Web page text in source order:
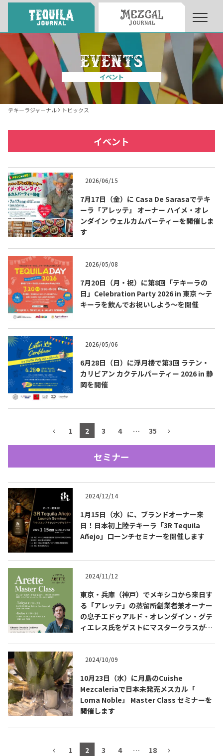
About About Tequila Journal
テキーラとは What’s Tequila
テキーラマーケット
テキーラの飲み方 How to Drink Tequila
メキシコ料理 Cuisines of Mexico
メキシコ旅行
メキシコの記念日
トピックス一覧
お問合せ テキーラ・メスカルが飲める
バー＆レストラン
Bar & Restaurant
Tequila Journal SNS 在日メキシコ大使館 SNS
テキーラとは
イベント
テキーラジャーナル トピックス
イベント
2026/06/15
7月17日（金）に Casa De Sarasaでテキ
ーラ「アレッテ」 オーナー ハイメ・オレ
ンダイン ウェルカムパーティーを開催しま
す
2026/05/08
7月20日（月・祝）に第8回「テキーラの
日」Celebration Party 2026 in 東京 ～テ
キーラを飲んでお祝いしよう～を開催
2026/05/06
6月28日（日）に浮月楼で第3回 ラテン・
カリビアン カクテルパーティー 2026 in 静
岡を開催
1 2 3 4 … 35
セミナー
2024/12/14
1月15日（水）に、ブランドオーナー来
日！日本初上陸テキーラ「3R Tequila
Añejo」ローンチセミナーを開催します
2024/11/12
東京・兵庫（神戸）でメキシコから来日す
る「アレッテ」の蒸留所創業者兼オーナー
の息子エドゥアルド・オレンダイン・グテ
ィエレス氏をゲストにマスタークラスが開
2024/10/09
10月23日（水）に月島のCuishe
Mezcaleriaで日本未発売メスカル「
Loma Noble」 Master Class セミナーを
開催します
1 2 3 4 … 18